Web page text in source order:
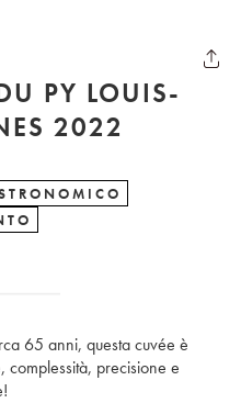
PY LOUIS-
2022
65 anni, questa cuvée è
complessità, precisione e